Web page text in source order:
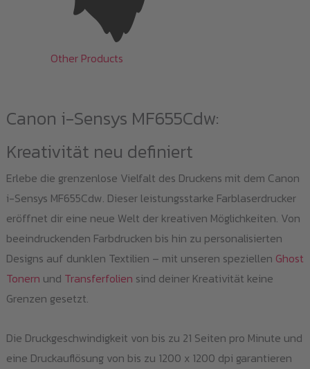
Other Products
Canon i-Sensys MF655Cdw:
Kreativität neu definiert
Erlebe die grenzenlose Vielfalt des Druckens mit dem Canon
i-Sensys MF655Cdw. Dieser leistungsstarke Farblaserdrucker
eröffnet dir eine neue Welt der kreativen Möglichkeiten. Von
beeindruckenden Farbdrucken bis hin zu personalisierten
Designs auf dunklen Textilien – mit unseren speziellen Ghost
Tonern und Transferfolien sind deiner Kreativität keine
Grenzen gesetzt.
Die Druckgeschwindigkeit von bis zu 21 Seiten pro Minute und
eine Druckauflösung von bis zu 1200 x 1200 dpi garantieren